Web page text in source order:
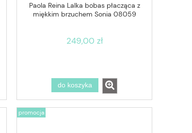
Paola Reina Lalka bobas płacząca z
miękkim brzuchem Sonia 08059
249,00 zł
do koszyka
promocja